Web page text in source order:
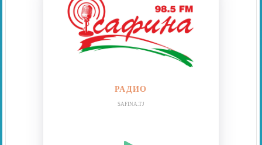
РАДИО
SAFINA.TJ